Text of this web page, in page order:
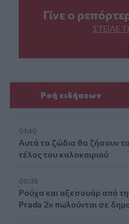
Γίνε ο
ΣΤΕΊΛΕ
Ροή ειδήσεων
01:40
Αυτά τα ζώδια θα ζήσουν
τέλος του καλοκαιριού
00:35
Ρούχα και αξεσουάρ από
Prada 2» πωλούνται σε